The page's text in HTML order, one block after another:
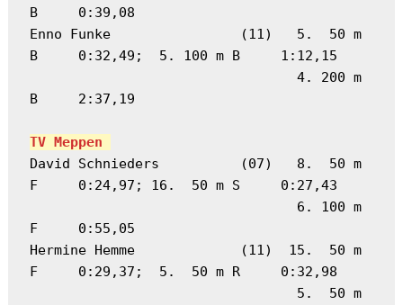
B     0:39,08
Enno Funke                (11)   5.  50 m
B     0:32,49;  5. 100 m B     1:12,15
B     2:37,19
TV Meppen
David Schnieders          (07)   8.  50 m
F     0:24,97; 16.  50 m S     0:27,43
F     0:55,05
Hermine Hemme             (11)  15.  50 m
F     0:29,37;  5.  50 m R     0:32,98